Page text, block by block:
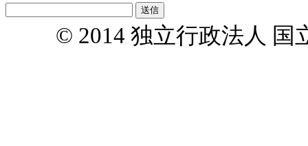
© 2014 独立行政法人 国